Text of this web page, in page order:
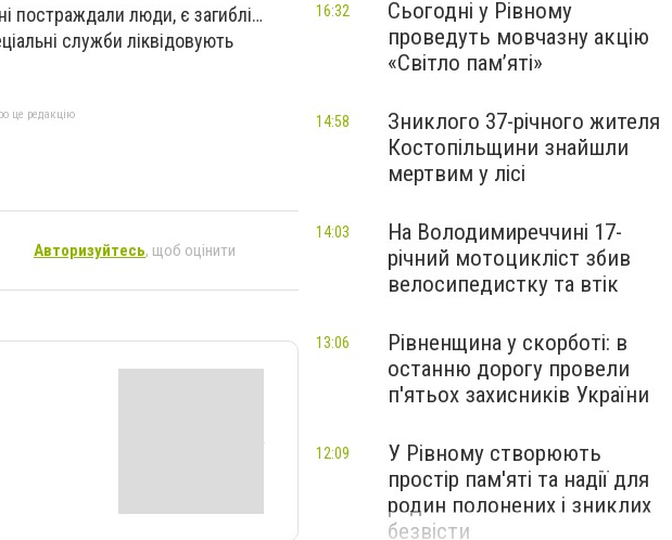
постраждали люди, є загиблі…
служби ліквідовують
це редакцію
Авторизуйтесь, щоб оцінити
Сьогодні у Рівному
проведуть мовчазну акцію
«Світло пам’яті»
16:32
Зниклого 37-річного жителя
Костопільщини знайшли
мертвим у лісі
14:58
На Володимиреччині 17-
річний мотоцикліст збив
велосипедистку та втік
14:03
Рівненщина у скорботі: в
останню дорогу провели
п'ятьох захисників України
13:06
У Рівному створюють
простір пам'яті та надії для
родин полонених і зниклих
безвісти
12:09